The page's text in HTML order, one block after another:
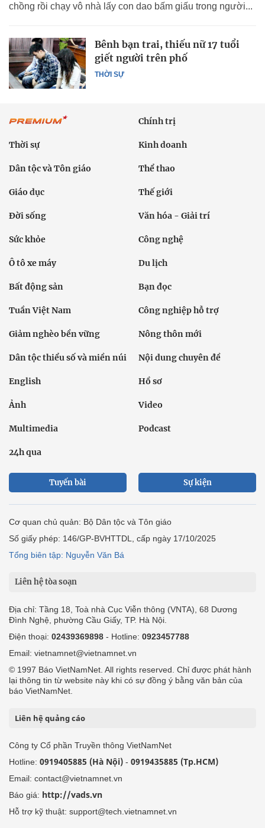
chồng rồi chạy vô nhà lấy con dao bấm giấu trong người...
THỜI SỰ
Bênh bạn trai, thiếu nữ 17 tuổi
giết người trên phố
Chính trị
Thời sự Kinh doanh
Dân tộc và Tôn giáo Thể thao
Giáo dục Thế giới
Đời sống Văn hóa - Giải trí
Sức khỏe Công nghệ
Ô tô xe máy Du lịch
Bất động sản Bạn đọc
Tuần Việt Nam Công nghiệp hỗ trợ
Giảm nghèo bền vững Nông thôn mới
Dân tộc thiểu số và miền núi Nội dung chuyên đề
English Hồ sơ
Ảnh Video
Multimedia Podcast
24h qua
Tuyến bài Sự kiện
Cơ quan chủ quản: Bộ Dân tộc và Tôn giáo
Số giấy phép: 146/GP-BVHTTDL, cấp ngày 17/10/2025
Tổng biên tập: Nguyễn Văn Bá
Liên hệ tòa soạn
Địa chỉ: Tầng 18, Toà nhà Cục Viễn thông (VNTA), 68 Dương
Đình Nghệ, phường Cầu Giấy, TP. Hà Nội.
Điện thoại: 02439369898 - Hotline: 0923457788
Email: vietnamnet@vietnamnet.vn
© 1997 Báo VietNamNet. All rights reserved. Chỉ được phát hành
lại thông tin từ website này khi có sự đồng ý bằng văn bản của
báo VietNamNet.
Liên hệ quảng cáo
Công ty Cổ phần Truyền thông VietNamNet
Hotline: 0919405885 (Hà Nội) - 0919435885 (Tp.HCM)
Email: contact@vietnamnet.vn
Báo giá: http://vads.vn
Hỗ trợ kỹ thuật: support@tech.vietnamnet.vn